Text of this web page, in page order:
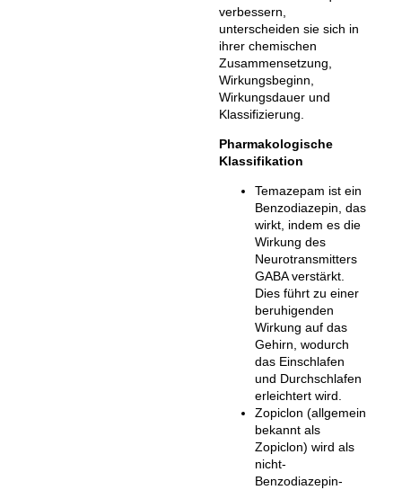
verbessern,
unterscheiden sie sich in
ihrer chemischen
Zusammensetzung,
Wirkungsbeginn,
Wirkungsdauer und
Klassifizierung.
Pharmakologische
Klassifikation
Temazepam ist ein
Benzodiazepin, das
wirkt, indem es die
Wirkung des
Neurotransmitters
GABA verstärkt.
Dies führt zu einer
beruhigenden
Wirkung auf das
Gehirn, wodurch
das Einschlafen
und Durchschlafen
erleichtert wird.
Zopiclon (allgemein
bekannt als
Zopiclon) wird als
nicht-
Benzodiazepin-